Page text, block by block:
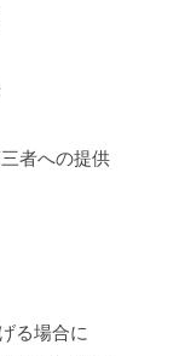
者への提供
る場合に